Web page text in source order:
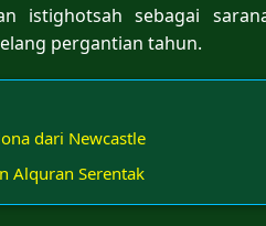
istighotsah sebagai
pergantian tahun.
dari Newcastle
Alquran Serentak